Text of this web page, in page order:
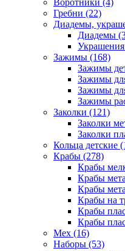
Гребни (22)
Диадемы,
Диадемы
Зажимы (168)
Зажимы
Зажимы
Зажимы
Зажимы
Заколки (121)
Заколки
Заколки
Кольца детские
Крабы (278)
Крабы
Крабы
Крабы
Крабы на
Крабы
Крабы
Мех (16)
Наборы (53)